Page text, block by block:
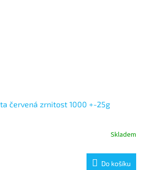
červená zrnitost 1000 +-25g
Skladem
Do košíku